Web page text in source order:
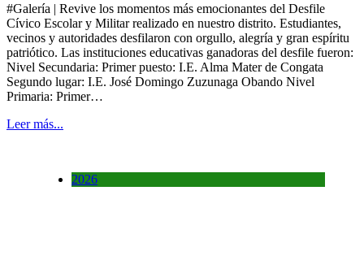
#Galería | Revive los momentos más emocionantes del Desfile
Cívico Escolar y Militar realizado en nuestro distrito. Estudiantes,
vecinos y autoridades desfilaron con orgullo, alegría y gran espíritu
patriótico. Las instituciones educativas ganadoras del desfile fueron:
Nivel Secundaria: Primer puesto: I.E. Alma Mater de Congata
Segundo lugar: I.E. José Domingo Zuzunaga Obando Nivel
Primaria: Primer…
Leer más...
2026